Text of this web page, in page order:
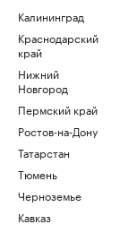
Калининград
Краснодарский
край
Нижний
Новгород
Пермский край
Ростов-на-Дону
Татарстан
Тюмень
Черноземье
Кавказ